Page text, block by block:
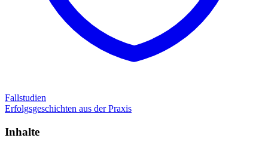
Fallstudien
Erfolgsgeschichten aus der Praxis
Inhalte